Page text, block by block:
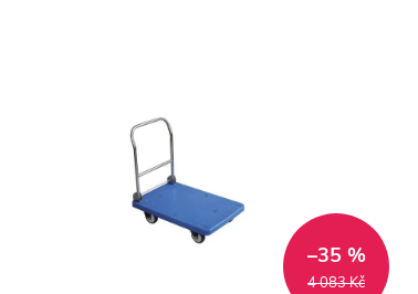
4 083 Kč
–35 %